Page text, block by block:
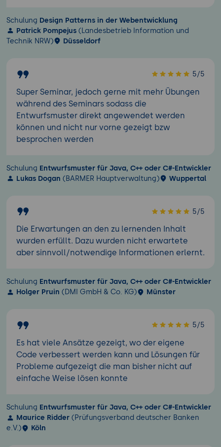
Schulung Design Patterns in der Webentwicklung
Patrick Pompejus (Landesbetrieb Information und
Technik NRW)
Düsseldorf
5/5
Super Seminar, jedoch gerne mit mehr Übungen
während des Seminars sodass die
Entwurfsmuster direkt angewendet werden
können und nicht nur vorne gezeigt bzw
besprochen werden
Schulung Entwurfsmuster für Java, C++ oder C#-Entwickler
Lukas Dogan (BARMER Hauptverwaltung) Wuppertal
5/5
Die Erwartungen an den zu lernenden Inhalt
wurden erfüllt. Dazu wurden nicht erwartete
aber sinnvoll/notwendige Informationen erlernt.
Schulung Entwurfsmuster für Java, C++ oder C#-Entwickler
Holger Pruin (DMI GmbH & Co. KG) Münster
5/5
Es hat viele Ansätze gezeigt, wo der eigene
Code verbessert werden kann und Lösungen für
Probleme aufgezeigt die man bisher nicht auf
einfache Weise lösen konnte
Schulung Entwurfsmuster für Java, C++ oder C#-Entwickler
Maurice Ridder (Prüfungsverband deutscher Banken
e.V.)
Köln